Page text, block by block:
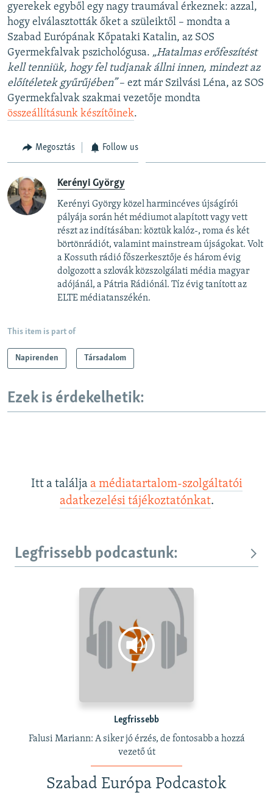
gyerekek egyből egy nagy traumával érkeznek: azzal,
hogy elválasztották őket a szüleiktől – mondta a
Szabad Európának Kőpataki Katalin, az SOS
Gyermekfalvak pszichológusa. „Hatalmas erőfeszítést
kell tenniük, hogy fel tudjanak állni innen, mindezt az
előítéletek gyűrűjében”– ezt már Szilvási Léna, az SOS
Gyermekfalvak szakmai vezetője mondta
összeállításunk készítőinek.
Megosztás Follow us
Kerényi György
Kerényi György közel harmincéves újságírói
pályája során hét médiumot alapított vagy vett
részt az indításában: köztük kalóz-, roma és két
börtönrádiót, valamint mainstream újságokat. Volt
a Kossuth rádió főszerkesztője és három évig
dolgozott a szlovák közszolgálati média magyar
adójánál, a Pátria Rádiónál. Tíz évig tanított az
ELTE médiatanszékén.
This item is part of
Napirenden Társadalom
Ezek is érdekelhetik:
Itt a találja a médiatartalom-szolgáltatói
adatkezelési tájékoztatónkat.
Legfrissebb podcastunk:
Legfrissebb
Falusi Mariann: A siker jó érzés, de fontosabb a hozzá
vezető út
Szabad Európa Podcastok